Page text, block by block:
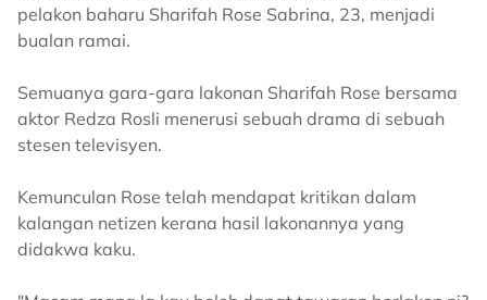
pelakon baharu Sharifah Rose Sabrina, 23, menjadi
bualan ramai.
Semuanya gara-gara lakonan Sharifah Rose bersama
aktor Redza Rosli menerusi sebuah drama di sebuah
stesen televisyen.
Kemunculan Rose telah mendapat kritikan dalam
kalangan netizen kerana hasil lakonannya yang
didakwa kaku.